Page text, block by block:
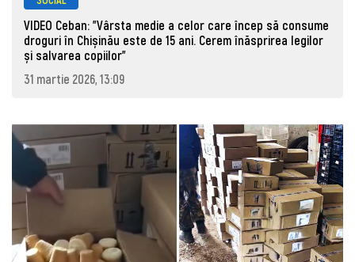
VIDEO Ceban: "Vârsta medie a celor care încep să consume
droguri în Chișinău este de 15 ani. Cerem înăsprirea legilor
și salvarea copiilor"
31 martie 2026, 13:09